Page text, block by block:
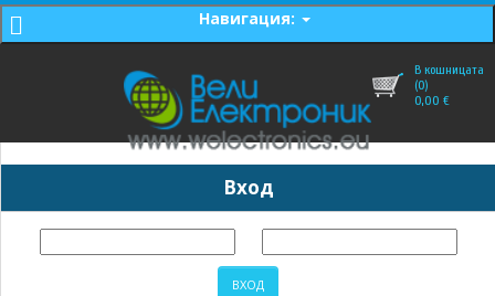
Навигация:
В кошницата
(0)
0,00 €
Вход